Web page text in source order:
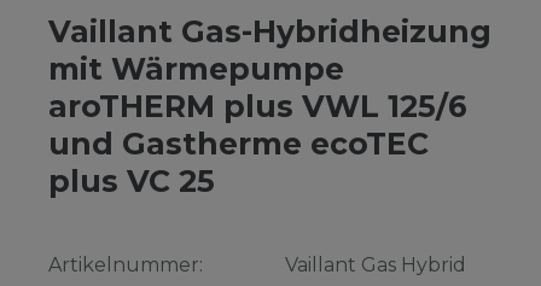
Vaillant Gas-Hybridheizung
mit Wärmepumpe
aroTHERM plus VWL 125/6
und Gastherme ecoTEC
plus VC 25
Artikelnummer:
Vaillant Gas Hybrid